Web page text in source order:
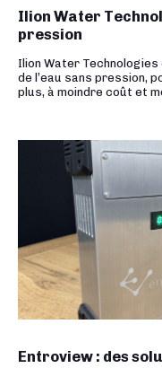
Ilion Water
pression
Ilion Water
de l’eau sans pression,
plus, à moindre coût et
Entroview : des